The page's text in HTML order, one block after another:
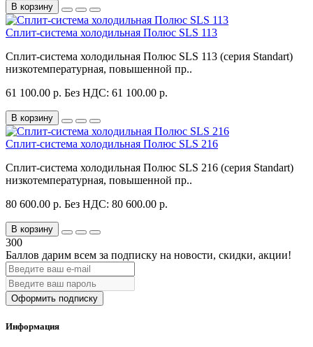
В корзину
Сплит-система холодильная Полюс SLS 113
Сплит-система холодильная Полюс SLS 113 (серия Standart)
низкотемпературная, повышенной пр..
61 100.00 р. Без НДС: 61 100.00 р.
В корзину
Сплит-система холодильная Полюс SLS 216
Сплит-система холодильная Полюс SLS 216 (серия Standart)
низкотемпературная, повышенной пр..
80 600.00 р. Без НДС: 80 600.00 р.
В корзину
300
Баллов дарим всем за подписку на новости, скидки, акции!
Оформить подписку
Информация